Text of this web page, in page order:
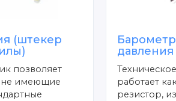
(штекер
позволяет
не имеющие
давления
работает
резистор,